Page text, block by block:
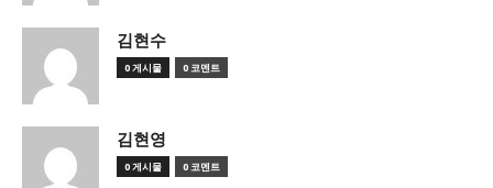
김현수
0 게시물 0 코멘트
김현영
0 게시물 0 코멘트